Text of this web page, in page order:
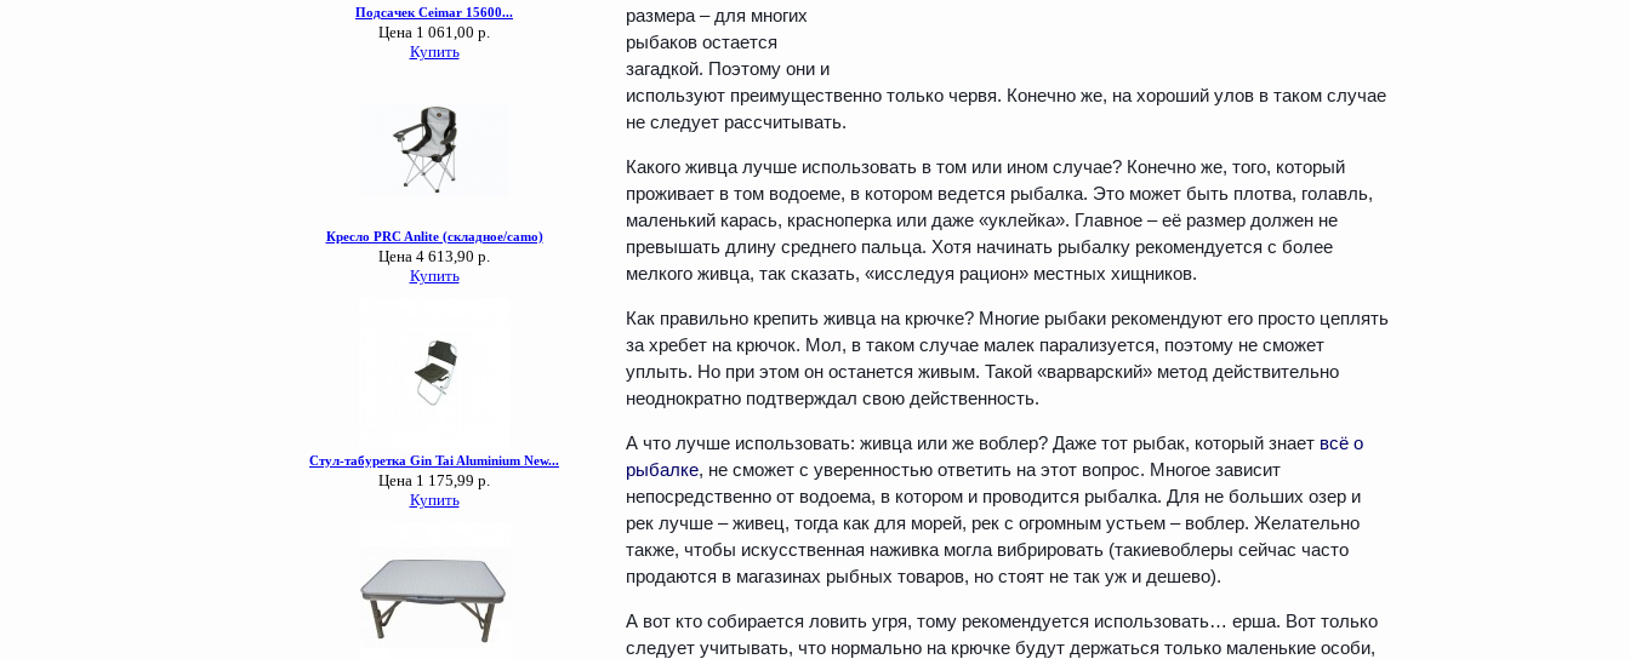
размера – для многих
рыбаков остается
загадкой. Поэтому они и
используют преимущественно только червя. Конечно же, на хороший улов в таком случае
не следует рассчитывать.
Какого живца лучше использовать в том или ином случае? Конечно же, того, который
проживает в том водоеме, в котором ведется рыбалка. Это может быть плотва, голавль,
маленький карась, красноперка или даже «уклейка». Главное – её размер должен не
превышать длину среднего пальца. Хотя начинать рыбалку рекомендуется с более
мелкого живца, так сказать, «исследуя рацион» местных хищников.
Как правильно крепить живца на крючке? Многие рыбаки рекомендуют его просто цеплять
за хребет на крючок. Мол, в таком случае малек парализуется, поэтому не сможет
уплыть. Но при этом он останется живым. Такой «варварский» метод действительно
неоднократно подтверждал свою действенность.
А что лучше использовать: живца или же воблер? Даже тот рыбак, который знает всё о
рыбалке, не сможет с уверенностью ответить на этот вопрос. Многое зависит
непосредственно от водоема, в котором и проводится рыбалка. Для не больших озер и
рек лучше – живец, тогда как для морей, рек с огромным устьем – воблер. Желательно
также, чтобы искусственная наживка могла вибрировать (такиевоблеры сейчас часто
продаются в магазинах рыбных товаров, но стоят не так уж и дешево).
А вот кто собирается ловить угря, тому рекомендуется использовать… ерша. Вот только
следует учитывать, что нормально на крючке будут держаться только маленькие особи,